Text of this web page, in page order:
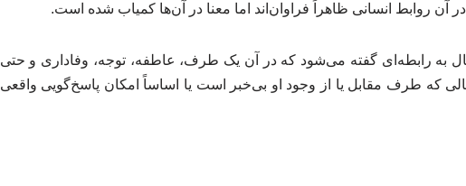
آن روابط انسانی ظاهراً فراوان‌اند اما معنا در آن‌ها کمیاب شده است.
به رابطه‌ای گفته می‌شود که در آن یک طرف، عاطفه، توجه، وفاداری و حتی
که طرف مقابل یا از وجود او بی‌خبر است یا اساساً امکان پاسخ‌گویی واقعی